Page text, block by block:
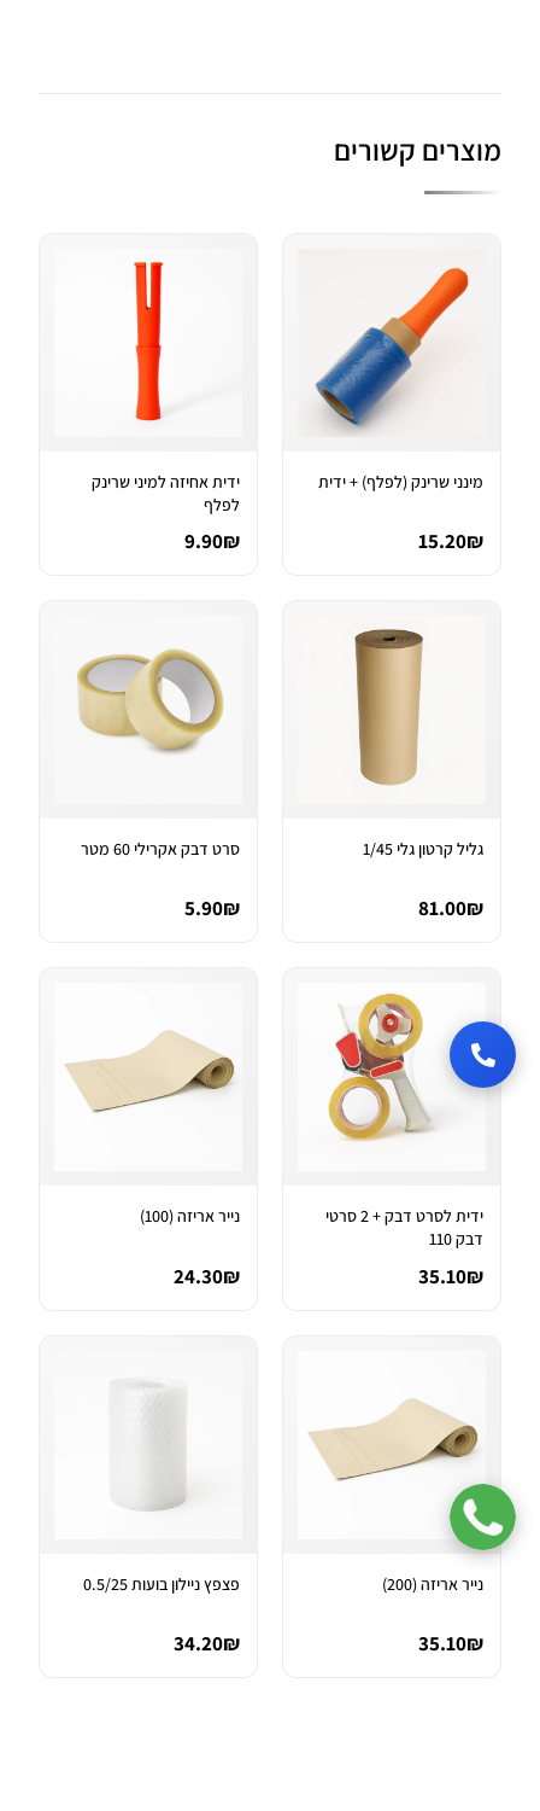
מוצרים קשורים
מינני שרינק (לפלף) + ידית
15.20₪
ידית אחיזה למיני שרינק
לפלף
9.90₪
גליל קרטון גלי 1/45
81.00₪
סרט דבק אקרילי 60 מטר
5.90₪
ידית לסרט דבק + 2 סרטי
דבק 110
35.10₪
נייר אריזה (100)
24.30₪
נייר אריזה (200)
35.10₪
פצפץ ניילון בועות 0.5/25
34.20₪